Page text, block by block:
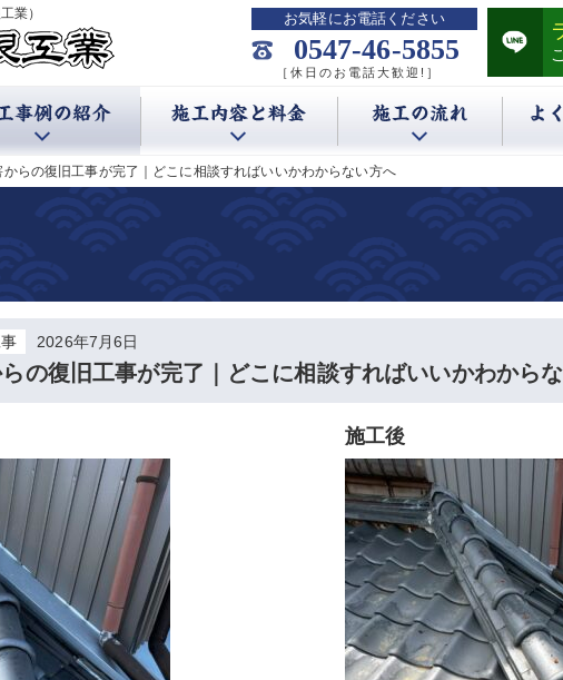
業） お気軽にお電話ください
0547-46-5855
［休日のお電話大歓迎!］
からの復旧工事が完了｜どこに相談すればいいかわからない方へ
2026年7月6日
らの復旧工事が完了｜どこに相談すればいいかわから
施工後